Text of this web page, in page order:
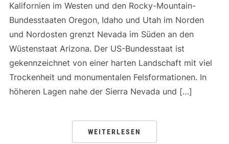
Kalifornien im Westen und den Rocky-Mountain-
Bundesstaaten Oregon, Idaho und Utah im Norden
und Nordosten grenzt Nevada im Süden an den
Wüstenstaat Arizona. Der US-Bundesstaat ist
gekennzeichnet von einer harten Landschaft mit viel
Trockenheit und monumentalen Felsformationen. In
höheren Lagen nahe der Sierra Nevada und […]
WEITERLESEN